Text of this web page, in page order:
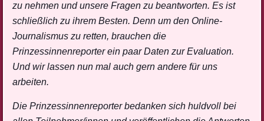
zu nehmen und unsere Fragen zu beantworten. Es ist
schließlich zu ihrem Besten. Denn um den Online-
Journalismus zu retten, brauchen die
Prinzessinnenreporter ein paar Daten zur Evaluation.
Und wir lassen nun mal auch gern andere für uns
arbeiten.
Die Prinzessinnenreporter bedanken sich huldvoll bei